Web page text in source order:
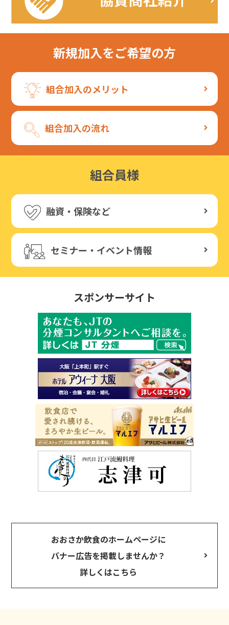
新規加入をご希望の方
組合加入のメリット
組合加入の流れ
組合員様
融資・保険など
セミナー・イベント情報
スポンサーサイト
おおさか飲食のホームページに
バナー広告を掲載しませんか？
詳しくはこちら